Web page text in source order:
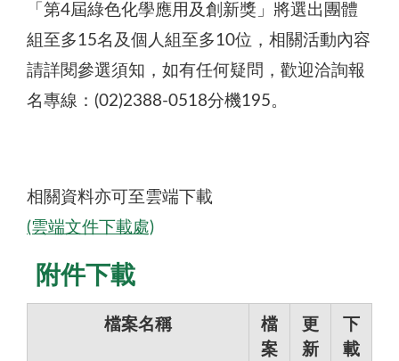
「第4屆綠色化學應用及創新獎」將選出團體
組至多15名及個人組至多10位，相關活動內容
請詳閱參選須知，如有任何疑問，歡迎洽詢報
名專線：(02)2388-0518分機195。
相關資料亦可至雲端下載
(雲端文件下載處)
附件下載
檔案名稱
檔
案
更
新
下
載